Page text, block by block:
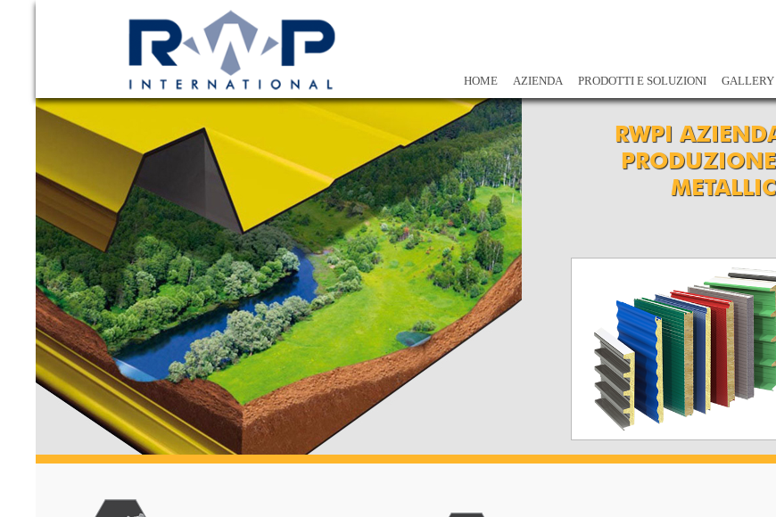
HOME AZIENDA PRODOTTI E SOLUZIONI GALLERY
RWPI